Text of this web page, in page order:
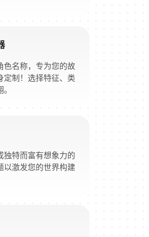
色名称，专为您的故
定制！选择特征、类
独特而富有想象力的
以激发您的世界构建